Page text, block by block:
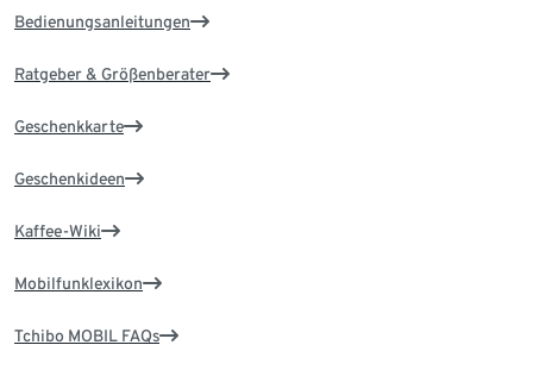
Bedienungsanleitungen
Ratgeber & Größenberater
Geschenkkarte
Geschenkideen
Kaffee-Wiki
Mobilfunklexikon
Tchibo MOBIL FAQs